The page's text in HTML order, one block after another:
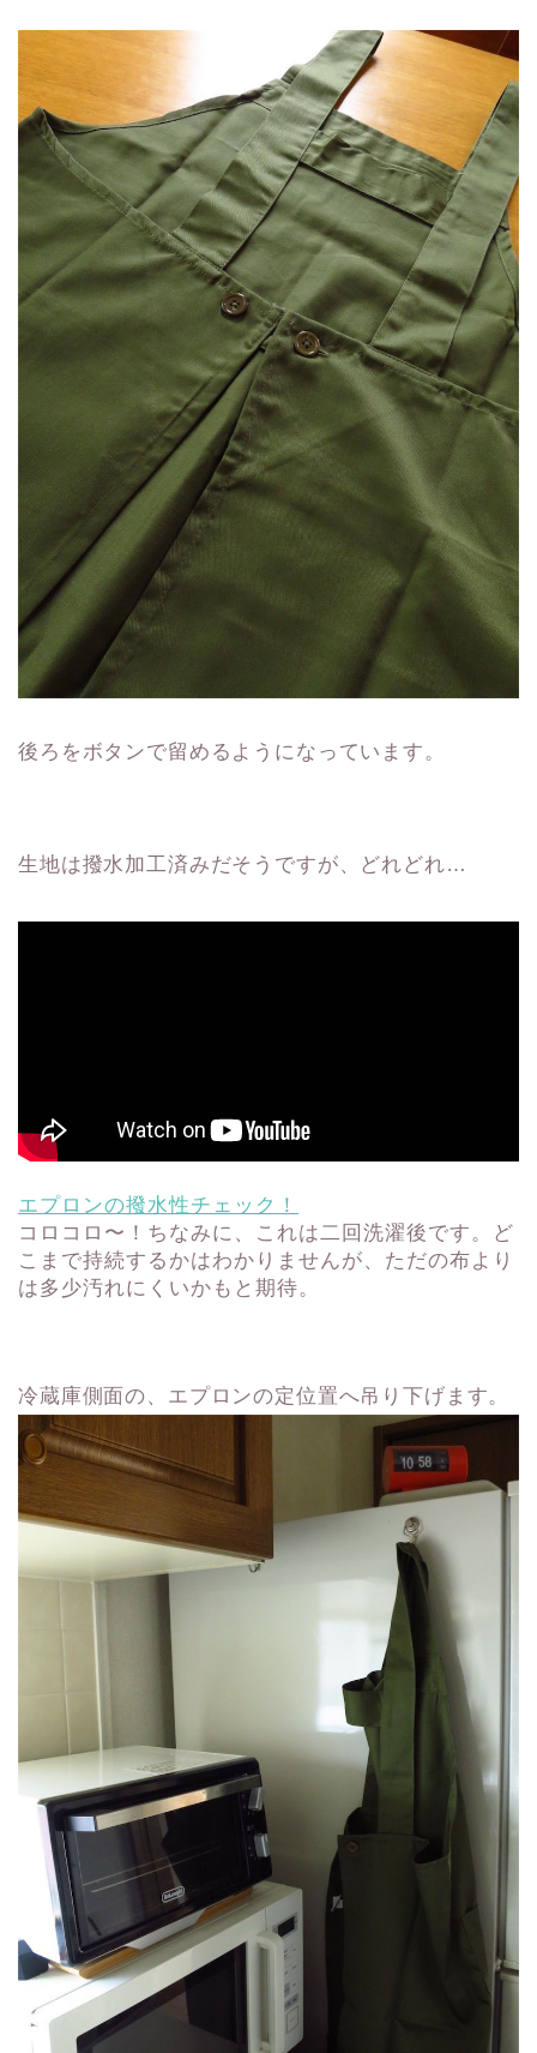
後ろをボタンで留めるようになっています。
生地は撥水加工済みだそうですが、どれどれ…
エプロンの撥水性チェック！
コロコロ〜！ちなみに、これは二回洗濯後です。ど
こまで持続するかはわかりませんが、ただの布より
は多少汚れにくいかもと期待。
冷蔵庫側面の、エプロンの定位置へ吊り下げます。